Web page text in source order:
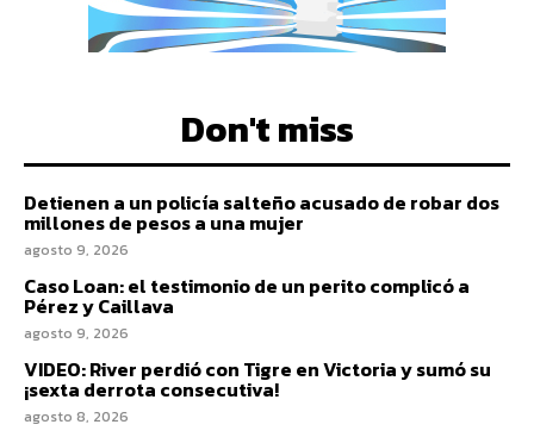
Don't miss
Detienen a un policía salteño acusado de robar dos
millones de pesos a una mujer
agosto 9, 2026
Caso Loan: el testimonio de un perito complicó a
Pérez y Caillava
agosto 9, 2026
VIDEO: River perdió con Tigre en Victoria y sumó su
¡sexta derrota consecutiva!
agosto 8, 2026